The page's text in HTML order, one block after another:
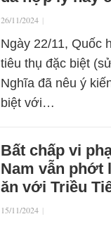
26/11/2024 |
Ngày 22/11, Quốc
tiêu thụ đặc biệt
Nghĩa đã nêu ý
biệt với…
Bất chấp vi
Nam vẫn phớt
ăn với Triều
15/11/2024 |